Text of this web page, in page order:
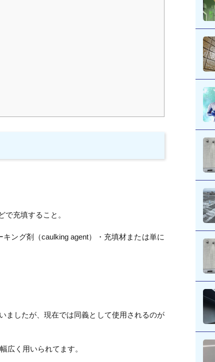
充填すること。
ング剤（caulking agent）・充填材または単に
ましたが、現在では同義として使用されるのが
広く用いられてます。